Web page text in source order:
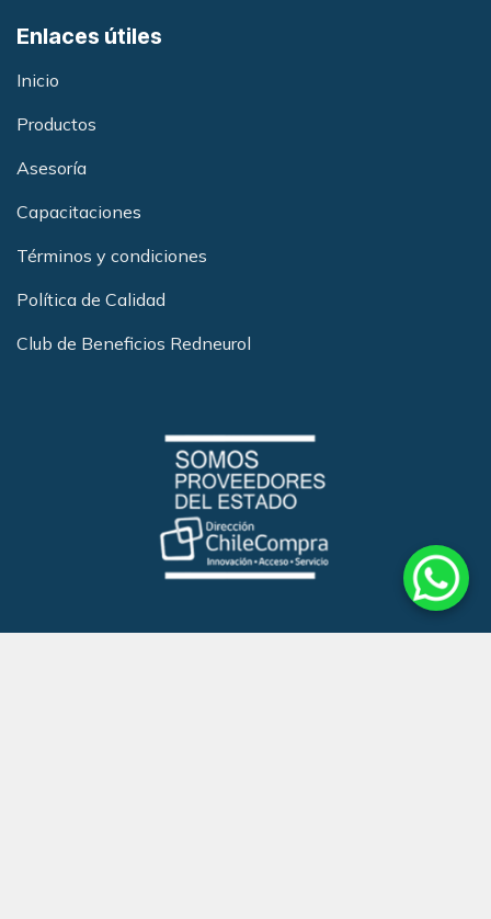
Enlaces útiles
Inicio
Productos
Asesoría
Capacitaciones
Términos y condiciones
Política de Calidad
Club de Beneficios Redneurol